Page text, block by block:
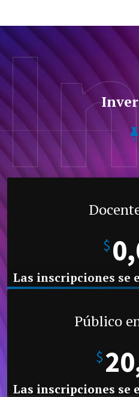
$
Las inscripciones se
Público
$
Las inscripciones se